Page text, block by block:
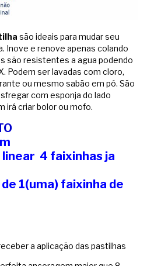
são ideais para mudar seu
Inove e renove apenas colando
são resistentes a agua podendo
Podem ser lavadas com cloro,
ou mesmo sabão em pó. São
com esponja do lado
irá criar bolor ou mofo.
4 faixinhas ja
1(uma) faixinha de
a aplicação das pastilhas